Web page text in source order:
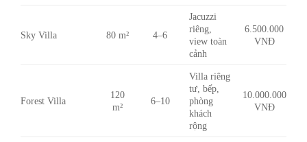
Sky Villa 80 m² 4–6
Jacuzzi
riêng,
view toàn
cảnh
6.500.000
VNĐ
Forest Villa
120
m²
6–10
Villa riêng
tư, bếp,
phòng
khách
rộng
10.000.000
VNĐ